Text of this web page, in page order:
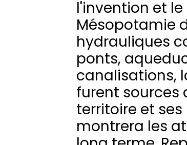
l'invention et
Mésopotamie
hydrauliques
ponts,
canalisations,
furent sources
territoire et
montrera les